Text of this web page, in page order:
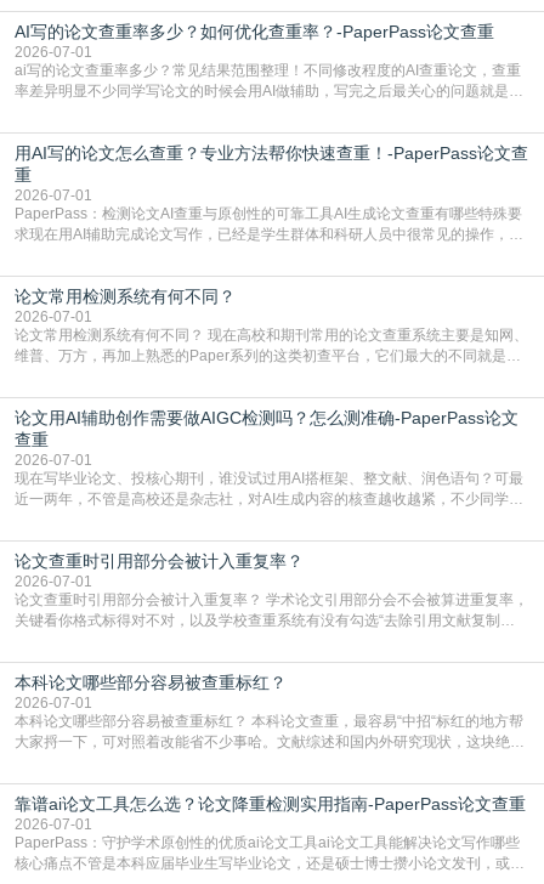
五遍还是过不了预检测的大有人在，这时候，找到靠谱的降AIGC检测率的网
站，就能少走好多弯路。PaperPass：守护学术原创性的智能伙伴AIGC生成内
容的学术合规痛点去年帮一个本科师弟改
AI写的论文查重率多少？如何优化查重率？-PaperPass论文查重
2026-07-01
ai写的论文查重率多少？常见结果范围整理！不同修改程度的AI查重论文，查重
率差异明显不少同学写论文的时候会用AI做辅助，写完之后最关心的问题就是ai
实际情况和大家想的不太一样。AI训练依赖海量公开学术文献、网络内容，生成
内容本质是按照语义概率拼接已有内容，很容易和已发布的作品撞重复，甚至会
直接引用整段已有内容，所以查重率偏高是
用AI写的论文怎么查重？专业方法帮你快速查重！-PaperPass论文查
重
2026-07-01
PaperPass：检测论文AI查重与原创性的可靠工具AI生成论文查重有哪些特殊要
求现在用AI辅助完成论文写作，已经是学生群体和科研人员中很常见的操作，不
但很多人忽略了，AI生成的内容天生带有重复风险——训练AI的数据集本身就包
含大量已公开的学术内容、网络原创内容，AI输出内容时很容易无意识拼接出重
复片
论文常用检测系统有何不同？
2026-07-01
论文常用检测系统有何不同？ 现在高校和期刊常用的论文查重系统主要是知网、
维普、万方，再加上熟悉的Paper系列的这类初查平台，它们最大的不同就是数
查数值误导。知网（CNKI）是学校定稿检测的绝对主流。本科用PMLC，含大学
生联合比对库，能比历届学长论文，硕博用VIP/TMLC，含学术论文联合比对
库，期刊投稿用AMLMC/SML
论文用AI辅助创作需要做AIGC检测吗？怎么测准确-PaperPass论文
查重
2026-07-01
现在写毕业论文、投核心期刊，谁没试过用AI搭框架、整文献、润色语句？可最
近一两年，不管是高校还是杂志社，对AI生成内容的核查越收越紧，不少同学投
真的太亏。提前做AIGC检测，已经成了很多过来人交稿前必做的一步。为什么
AIGC检测成了论文答辩投稿前的必备项？可能还有不少人觉得，我就用AI搭了个
框架，内容都是自己写的，至于做AIG
论文查重时引用部分会被计入重复率？
2026-07-01
论文查重时引用部分会被计入重复率？ 学术论文引用部分会不会被算进重复率，
关键看你格式标得对不对，以及学校查重系统有没有勾选“去除引用文献复制
独占一行，每条文献用[1][2]方括号编号、与正文一一对应，著录项符合GB/T
7714（作者、题名、刊名、年、卷期、页码齐全，标点用半角）；查重系统识别
成功后通常把这段标为引用，
本科论文哪些部分容易被查重标红？
2026-07-01
本科论文哪些部分容易被查重标红？ 本科论文查重，最容易“中招“标红的地方帮
大家捋一下，可对照着改能省不少事哈。文献综述和国内外研究现状，这块绝对
乎一模一样的话，你要是直接复制百度百科、教材或别人写好的综述段落，系统
一抓一个准，整段飘红。研究背景、意义和方法描述也是不可避免，比如“本文采
用问卷调查法““运用SPSS软件进行数据分
靠谱ai论文工具怎么选？论文降重检测实用指南-PaperPass论文查重
2026-07-01
PaperPass：守护学术原创性的优质ai论文工具ai论文工具能解决论文写作哪些
核心痛点不管是本科应届毕业生写毕业论文，还是硕士博士攒小论文发刊，或是